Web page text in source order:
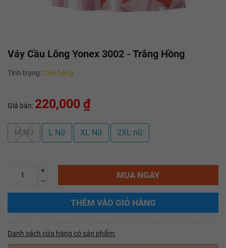
Váy Cầu Lông Yonex 3002 - Trắng Hồng
Tình trạng: Còn hàng
Giá bán: 220,000 ₫
M Nữ L Nữ XL Nữ 2XL nữ
+
–
MUA NGAY
THÊM VÀO GIỎ HÀNG
Danh sách cửa hàng có sản phẩm: